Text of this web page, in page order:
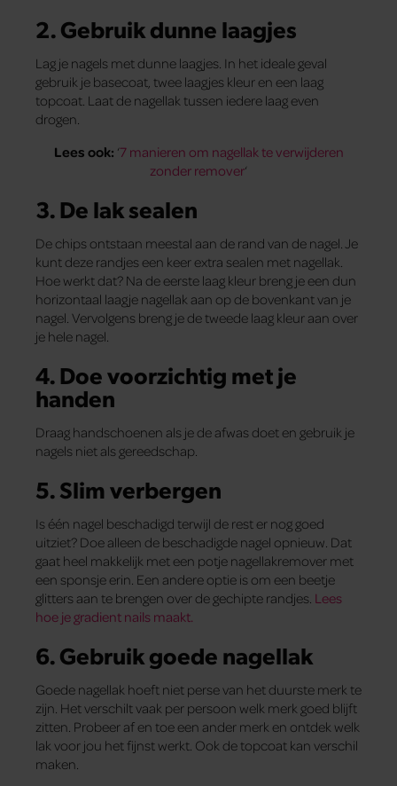
2. Gebruik dunne laagjes
Lag je nagels met dunne laagjes. In het ideale geval
gebruik je basecoat, twee laagjes kleur en een laag
topcoat. Laat de nagellak tussen iedere laag even
drogen.
Lees ook: ‘7 manieren om nagellak te verwijderen
zonder remover‘
3. De lak sealen
De chips ontstaan meestal aan de rand van de nagel. Je
kunt deze randjes een keer extra sealen met nagellak.
Hoe werkt dat? Na de eerste laag kleur breng je een dun
horizontaal laagje nagellak aan op de bovenkant van je
nagel. Vervolgens breng je de tweede laag kleur aan over
je hele nagel.
4. Doe voorzichtig met je
handen
Draag handschoenen als je de afwas doet en gebruik je
nagels niet als gereedschap.
5. Slim verbergen
Is één nagel beschadigd terwijl de rest er nog goed
uitziet? Doe alleen de beschadigde nagel opnieuw. Dat
gaat heel makkelijk met een potje nagellakremover met
een sponsje erin. Een andere optie is om een beetje
glitters aan te brengen over de gechipte randjes. Lees
hoe je gradient nails maakt.
6. Gebruik goede nagellak
Goede nagellak hoeft niet perse van het duurste merk te
zijn. Het verschilt vaak per persoon welk merk goed blijft
zitten. Probeer af en toe een ander merk en ontdek welk
lak voor jou het fijnst werkt. Ook de topcoat kan verschil
maken.